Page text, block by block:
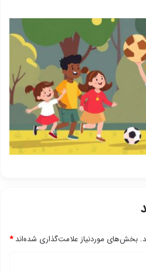
بخش‌های موردنیاز علامت‌گذاری شده‌اند*